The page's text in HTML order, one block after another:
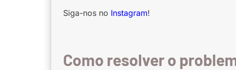
Siga-nos no Instagram!
Como resolver o